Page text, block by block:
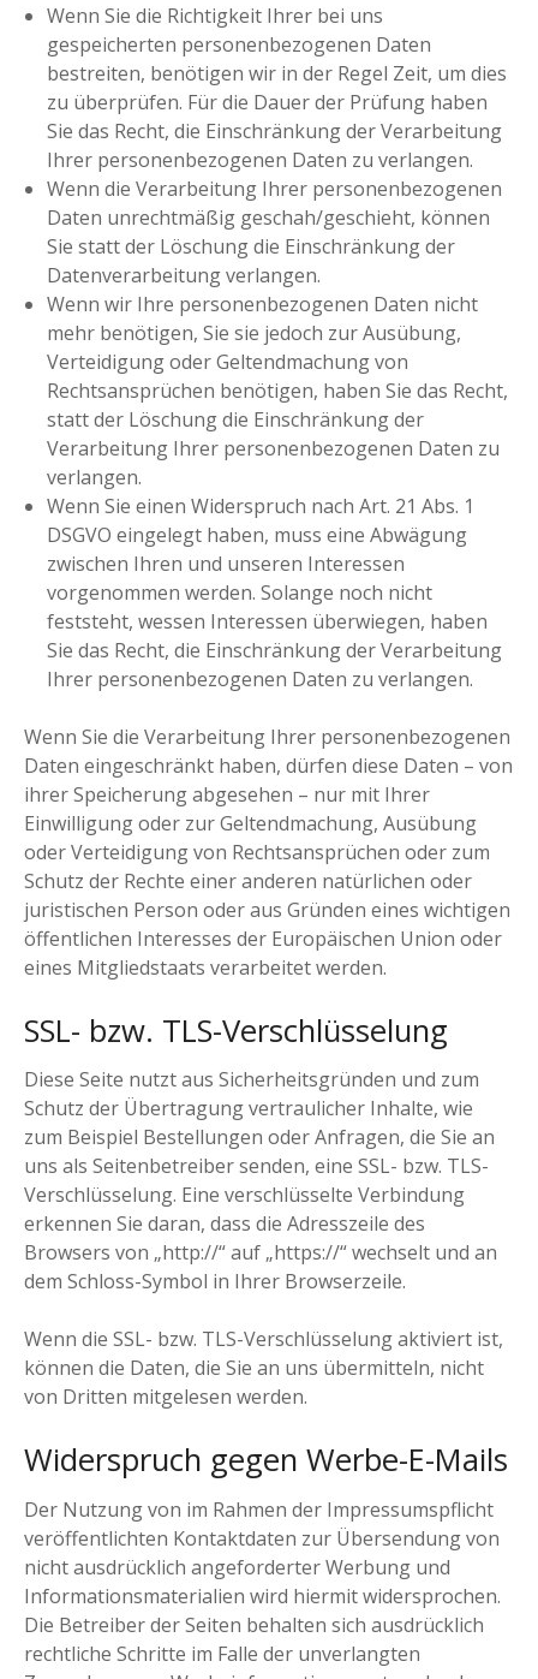
Wenn Sie die Richtigkeit Ihrer bei uns
gespeicherten personenbezogenen Daten
bestreiten, benötigen wir in der Regel Zeit, um dies
zu überprüfen. Für die Dauer der Prüfung haben
Sie das Recht, die Einschränkung der Verarbeitung
Ihrer personenbezogenen Daten zu verlangen.
Wenn die Verarbeitung Ihrer personenbezogenen
Daten unrechtmäßig geschah/geschieht, können
Sie statt der Löschung die Einschränkung der
Datenverarbeitung verlangen.
Wenn wir Ihre personenbezogenen Daten nicht
mehr benötigen, Sie sie jedoch zur Ausübung,
Verteidigung oder Geltendmachung von
Rechtsansprüchen benötigen, haben Sie das Recht,
statt der Löschung die Einschränkung der
Verarbeitung Ihrer personenbezogenen Daten zu
verlangen.
Wenn Sie einen Widerspruch nach Art. 21 Abs. 1
DSGVO eingelegt haben, muss eine Abwägung
zwischen Ihren und unseren Interessen
vorgenommen werden. Solange noch nicht
feststeht, wessen Interessen überwiegen, haben
Sie das Recht, die Einschränkung der Verarbeitung
Ihrer personenbezogenen Daten zu verlangen.
Wenn Sie die Verarbeitung Ihrer personenbezogenen
Daten eingeschränkt haben, dürfen diese Daten – von
ihrer Speicherung abgesehen – nur mit Ihrer
Einwilligung oder zur Geltendmachung, Ausübung
oder Verteidigung von Rechtsansprüchen oder zum
Schutz der Rechte einer anderen natürlichen oder
juristischen Person oder aus Gründen eines wichtigen
öffentlichen Interesses der Europäischen Union oder
eines Mitgliedstaats verarbeitet werden.
SSL- bzw. TLS-Verschlüsselung
Diese Seite nutzt aus Sicherheitsgründen und zum
Schutz der Übertragung vertraulicher Inhalte, wie
zum Beispiel Bestellungen oder Anfragen, die Sie an
uns als Seitenbetreiber senden, eine SSL- bzw. TLS-
Verschlüsselung. Eine verschlüsselte Verbindung
erkennen Sie daran, dass die Adresszeile des
Browsers von „http://“ auf „https://“ wechselt und an
dem Schloss-Symbol in Ihrer Browserzeile.
Wenn die SSL- bzw. TLS-Verschlüsselung aktiviert ist,
können die Daten, die Sie an uns übermitteln, nicht
von Dritten mitgelesen werden.
Widerspruch gegen Werbe-E-Mails
Der Nutzung von im Rahmen der Impressumspflicht
veröffentlichten Kontaktdaten zur Übersendung von
nicht ausdrücklich angeforderter Werbung und
Informationsmaterialien wird hiermit widersprochen.
Die Betreiber der Seiten behalten sich ausdrücklich
rechtliche Schritte im Falle der unverlangten